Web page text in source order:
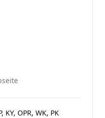
KY, OPR, WK, PK